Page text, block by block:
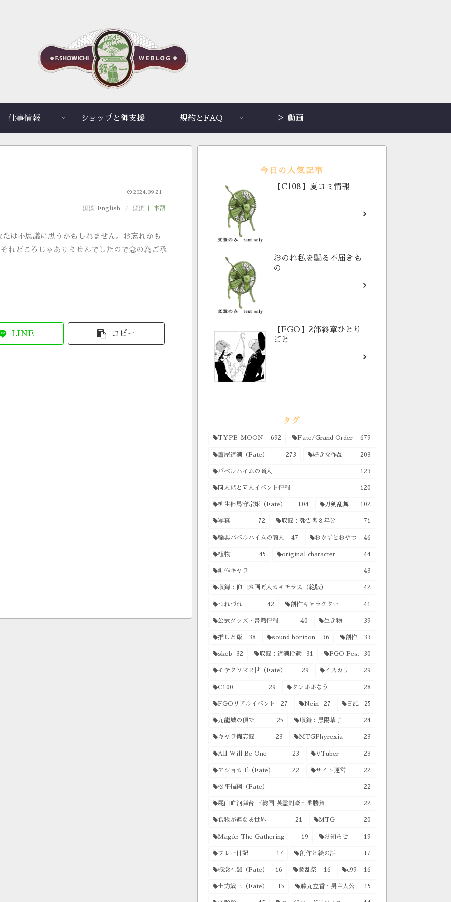
仕事情報 ショップと御支援 規約とFAQ ▷ 動画
2024.09.21
English 日本語
は不思議に思うかもしれません。お忘れかも
れどころじゃありませんでしたので念の為ご承
LINE コピー
今日の人気記事
【C108】夏コミ情報
おのれ私を騙る不届きも
の
【FGO】2部終章ひとり
ごと
タグ
TYPE-MOON 692 Fate/Grand Order 679
蘆屋道満（Fate） 273 好きな作品 203
バベルハイムの商人 123
同人誌と同人イベント情報 120
柳生但馬守宗矩（Fate） 104 刀剣乱舞 102
写真 72 収録：報告書８年分 71
輪典バベルハイムの商人 47 おかずとおやつ 46
植物 45 original character 44
創作キャラ 43
収録：仰山素画同人カキチラス（絶版） 42
つれづれ 42 創作キャラクター 41
公式グッズ・書籍情報 40 生き物 39
推しと飯 38 sound horizon 36 創作 33
skeb 32 収録：道満拾遺 31 FGO Fes. 30
モテクソマ２世（Fate） 29 イスカリ 29
C100 29 タンポポなう 28
FGOリアルイベント 27 Nein 27 日記 25
九龍城の頂で 25 収録：黒陽草子 24
キャラ備忘録 23 MTGPhyrexia 23
All Will Be One 23 VTuber 23
アショカ王（Fate） 22 サイト運営 22
松平信綱（Fate） 22
屍山血河舞台 下総国 英霊剣豪七番勝負 22
食物が連なる世界 21 MTG 20
Magic: The Gathering 19 お知らせ 19
プレー日記 17 創作と絵の話 17
概念礼装（Fate） 16 闘乱祭 16 c99 16
土方歳三（Fate） 15 藤丸立香・男主人公 15